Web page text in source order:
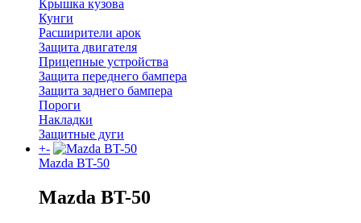
Крышка кузова
Кунги
Расширители арок
Защита двигателя
Прицепные устройства
Защита переднего бампера
Защита заднего бампера
Пороги
Накладки
Защитные дуги
+-
Mazda BT-50
Mazda BT-50